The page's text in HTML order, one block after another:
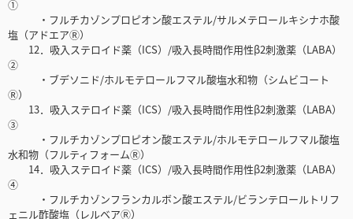
①
・フルチカゾンプロピオン酸エステル/サルメテロールキシナホ酸
塩（アドエアⓇ）
12．吸入ステロイド薬（ICS）/吸入長時間作用性β2刺激薬（LABA）
②
・ブデソニド/ホルモテロールフマル酸塩水和物（シムビコート
Ⓡ）
13．吸入ステロイド薬（ICS）/吸入長時間作用性β2刺激薬（LABA）
③
・フルチカゾンプロピオン酸エステル/ホルモテロールフマル酸塩
水和物（フルティフォームⓇ）
14．吸入ステロイド薬（ICS）/吸入長時間作用性β2刺激薬（LABA）
④
・フルチカゾンフランカルボン酸エステル/ビランテロールトリフ
ェニル酢酸塩（レルベアⓇ）